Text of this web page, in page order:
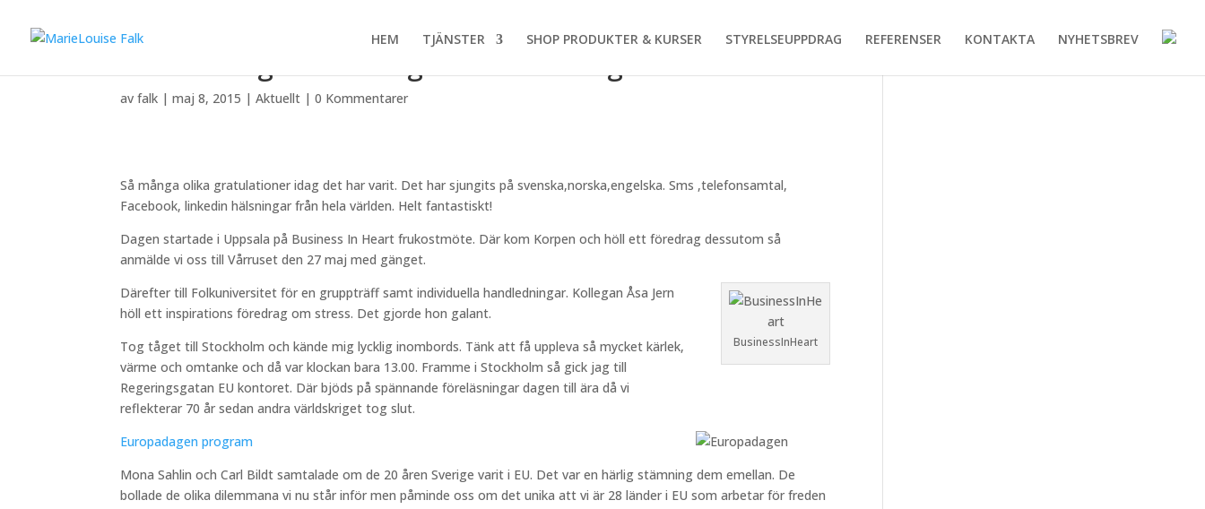
HEM TJÄNSTER SHOP PRODUKTER & KURSER STYRELSEUPPDRAG REFERENSER KONTAKTA NYHETSBREV
avfalk |maj 8, 2015 |Aktuellt |0 Kommentarer
Så många olika gratulationer idag det har varit. Det har sjungits på svenska,norska,engelska. Sms ,telefonsamtal,
Facebook, linkedin hälsningar från hela världen. Helt fantastiskt!
Dagen startade i Uppsala på Business In Heart frukostmöte. Där kom Korpen och höll ett föredrag dessutom så
anmälde vi oss till Vårruset den 27 maj med gänget.
BusinessInHeart
Därefter till Folkuniversitet för en gruppträff samt individuella handledningar. Kollegan Åsa Jern
höll ett inspirations föredrag om stress. Det gjorde hon galant.
Tog tåget till Stockholm och kände mig lycklig inombords. Tänk att få uppleva så mycket kärlek,
värme och omtanke och då var klockan bara 13.00. Framme i Stockholm så gick jag till
Regeringsgatan EU kontoret. Där bjöds på spännande föreläsningar dagen till ära då vi
reflekterar 70 år sedan andra världskriget tog slut.
Europadagen program
Mona Sahlin och Carl Bildt samtalade om de 20 åren Sverige varit i EU. Det var en härlig stämning dem emellan. De
bollade de olika dilemmana vi nu står inför men påminde oss om det unika att vi är 28 länder i EU som arbetar för freden